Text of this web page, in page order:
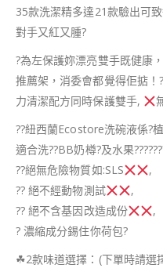
35款洗潔精多達21款驗出可
對手又紅又腫?
?為左保護妳漂亮雙手既健康
推薦架，消委會都覺得佢掂！ ?
力清潔配方同時保護雙手,
??紐西蘭Ecostore洗碗液係?
適合洗??BB奶樽?及水果?????
??絕無危險物質如:SLS
,
?? 絕不經動物測試
,
?? 絕不含基因改造成份
,
? 濃縮成分錫住你荷包?
☘2款味道選擇：(下單時請選